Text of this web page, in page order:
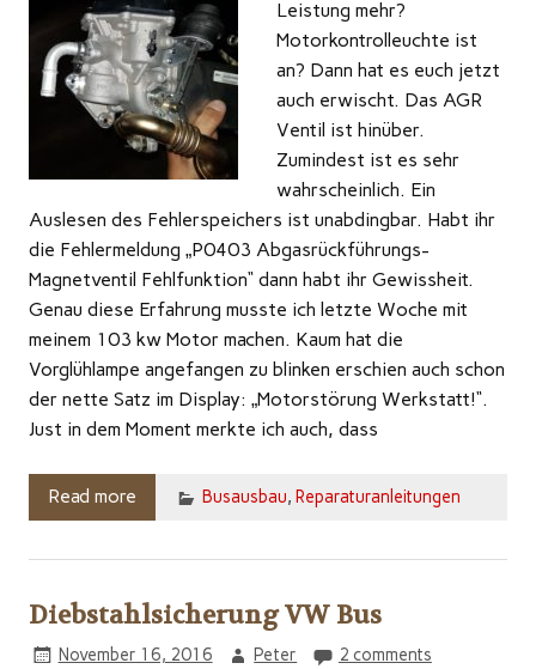
Leistung mehr?
Motorkontrolleuchte ist
an? Dann hat es euch jetzt
auch erwischt. Das AGR
Ventil ist hinüber.
Zumindest ist es sehr
wahrscheinlich. Ein
Auslesen des Fehlerspeichers ist unabdingbar. Habt ihr
die Fehlermeldung „P0403 Abgasrückführungs-
Magnetventil Fehlfunktion“ dann habt ihr Gewissheit.
Genau diese Erfahrung musste ich letzte Woche mit
meinem 103 kw Motor machen. Kaum hat die
Vorglühlampe angefangen zu blinken erschien auch schon
der nette Satz im Display: „Motorstörung Werkstatt!“.
Just in dem Moment merkte ich auch, dass
Read more Busausbau, Reparaturanleitungen
Diebstahlsicherung VW Bus
November 16, 2016 Peter 2 comments